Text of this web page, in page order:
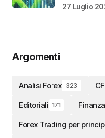
27 Luglio
Argomenti
Analisi Forex 323
Editoriali 171 Finanza
Forex Trading per